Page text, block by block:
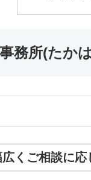
務所(たか
くご相談に応